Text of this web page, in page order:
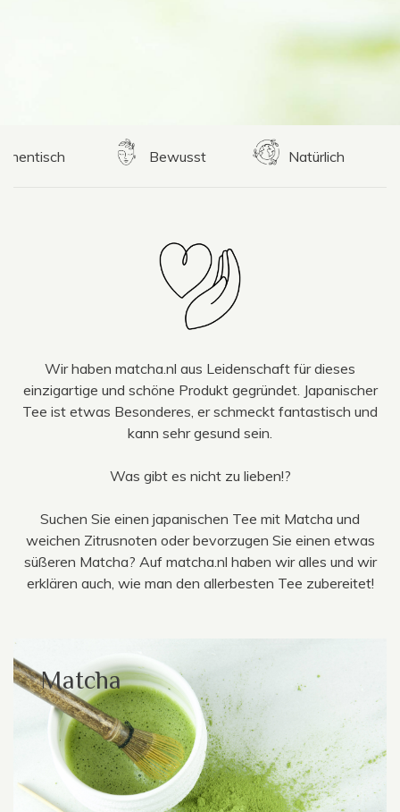
Bewusst Natürlich
Wir haben matcha.nl aus Leidenschaft für dieses
einzigartige und schöne Produkt gegründet. Japanischer
Tee ist etwas Besonderes, er schmeckt fantastisch und
kann sehr gesund sein.
Was gibt es nicht zu lieben!?
Suchen Sie einen japanischen Tee mit Matcha und
weichen Zitrusnoten oder bevorzugen Sie einen etwas
süßeren Matcha? Auf matcha.nl haben wir alles und wir
erklären auch, wie man den allerbesten Tee zubereitet!
Matcha